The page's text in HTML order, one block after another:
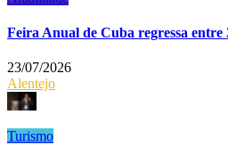
Feira Anual de Cuba regressa entre
23/07/2026
Alentejo
Turismo